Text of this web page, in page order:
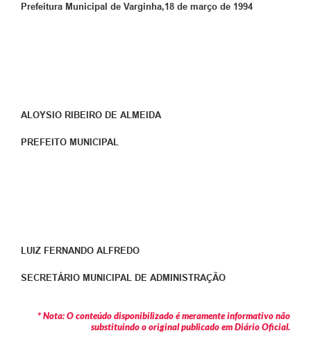
Prefeitura Municipal de Varginha,18 de março de 1994
ALOYSIO RIBEIRO DE ALMEIDA
PREFEITO MUNICIPAL
LUIZ FERNANDO ALFREDO
SECRETÁRIO MUNICIPAL DE ADMINISTRAÇÃO
* Nota: O conteúdo disponibilizado é meramente informativo não
substituindo o original publicado em Diário Oficial.